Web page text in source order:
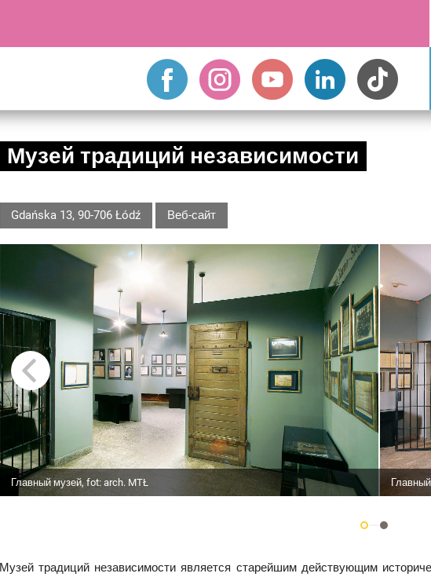
Музей традиций независимости
Gdańska 13, 90-706 Łódź Веб-сайт
Главный музей, fot: arch. MTŁ
Музей традиций независимости является старейшим действующим